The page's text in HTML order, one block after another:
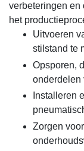
verbeteringen en
het
Uitvoeren
stilstand te
Opsporen,
onderdelen
Installeren
Zorgen